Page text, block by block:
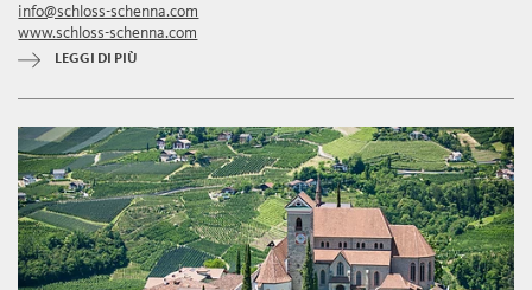
info@schloss-schenna.com
www.schloss-schenna.com
LEGGI DI PIÙ